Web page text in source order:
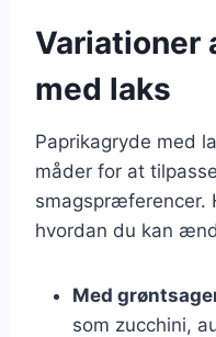
Variationer
med laks
Paprikagryde med
måder for at
smagspræferencer.
hvordan du kan
Med
som zucchini,